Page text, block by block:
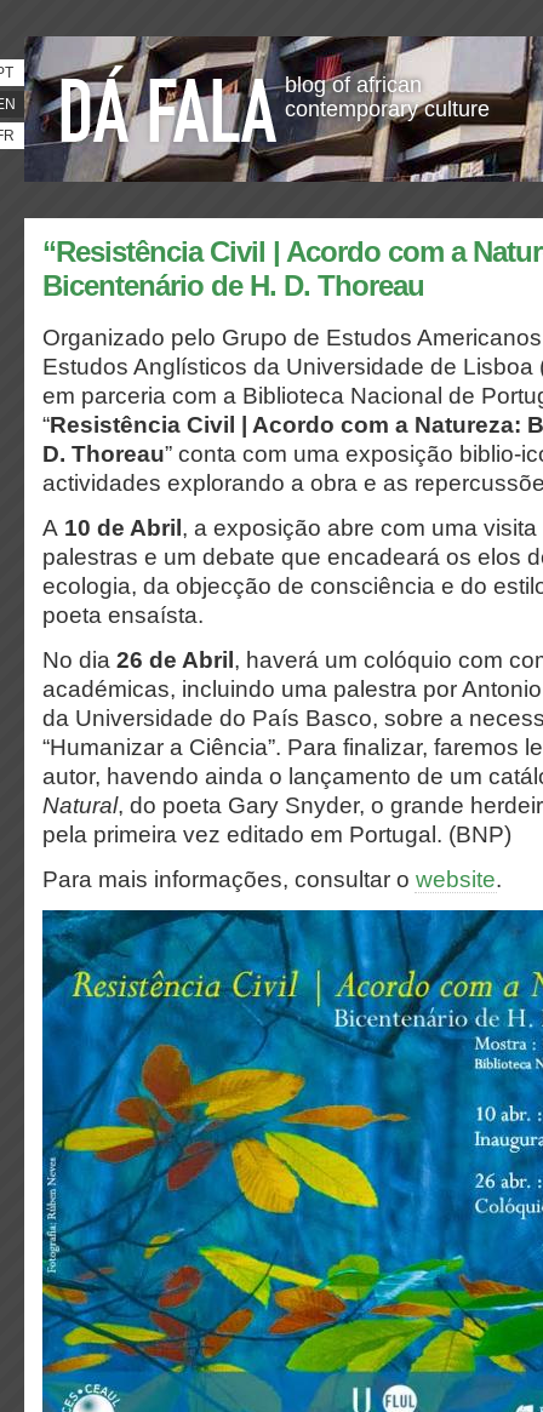
blog of african
contemporary culture
“Resistência Civil | Acordo com a
Bicentenário de H. D. Thoreau
Organizado pelo Grupo de Estudos
Estudos Anglísticos da Universidade de Lisboa
em parceria com a Biblioteca Nacional de
“Resistência Civil | Acordo com a Natureza:
D. Thoreau” conta com uma exposição biblio-
actividades explorando a obra e as
A 10 de Abril , a exposição abre com uma
palestras e um debate que encadeará os elos
ecologia, da objecção de consciência e do
poeta ensaísta.
No dia 26 de Abril , haverá um colóquio com
académicas, incluindo uma palestra por
da Universidade do País Basco, sobre a
“Humanizar a Ciência”. Para finalizar, faremos
autor, havendo ainda o lançamento de um
Natural, do poeta Gary Snyder, o grande
pela primeira vez editado em Portugal. (BNP)
Para mais informações, consultar o website.